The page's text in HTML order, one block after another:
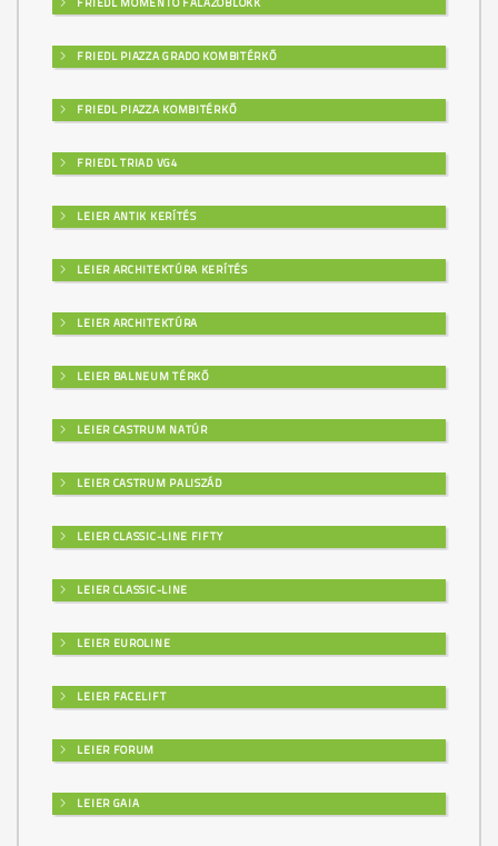
FRIEDL PIAZZA GRADO KOMBITÉRKŐ
FRIEDL PIAZZA KOMBITÉRKŐ
FRIEDL TRIAD VG4
LEIER ANTIK KERÍTÉS
LEIER ARCHITEKTÚRA KERÍTÉS
LEIER ARCHITEKTÚRA
LEIER BALNEUM TÉRKŐ
LEIER CASTRUM NATÚR
LEIER CASTRUM PALISZÁD
LEIER CLASSIC-LINE FIFTY
LEIER CLASSIC-LINE
LEIER EUROLINE
LEIER FACELIFT
LEIER FORUM
LEIER GAIA